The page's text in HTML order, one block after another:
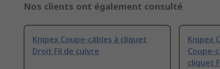
Nos clients ont également consulté
Knipex Coupe-câbles à cliquet
Droit Fil de cuivre
Knipex
Coupe-
cliquet